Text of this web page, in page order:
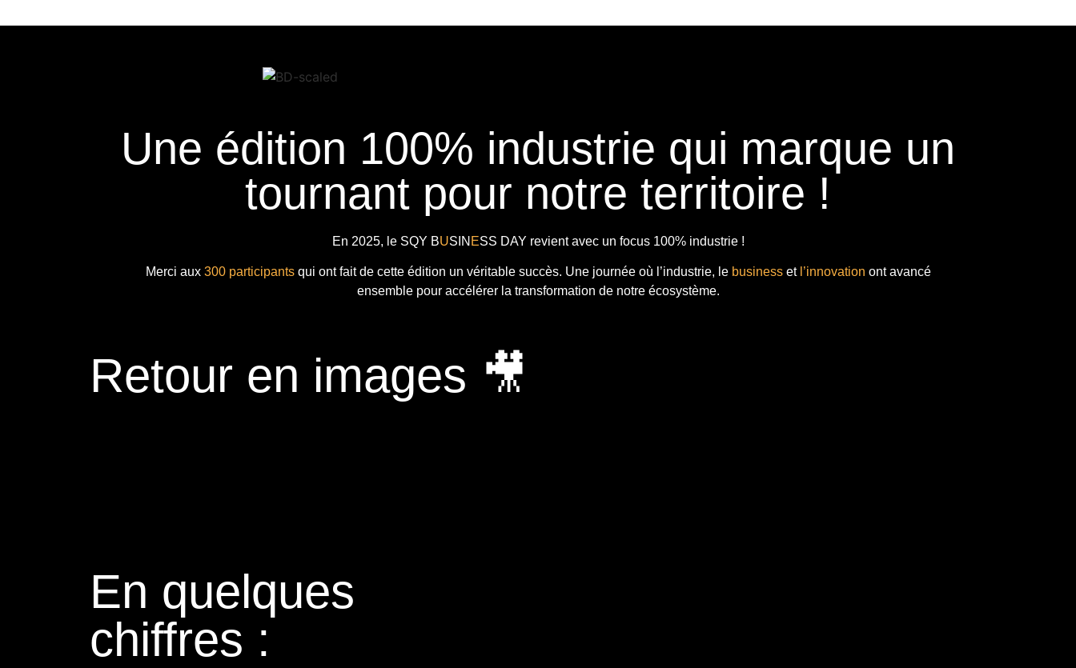
Une édition 100% industrie qui marque un
tournant pour notre territoire !
En 2025, le SQY BUSIN ESS DAY revient avec un focus 100% industrie !
Merci aux 300 participantsqui ont fait de cette édition un véritable succès. Une journée où l’industrie, le businesset l’innovation ont avancé
ensemble pour accélérer la transformation de notre écosystème.
Retour en images 🎥
En quelques
chiffres :